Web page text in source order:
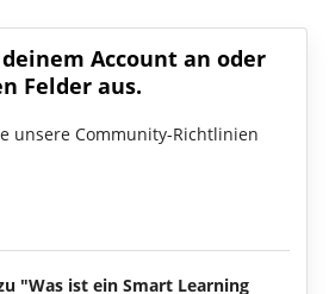
Account an oder
Felder aus.
unsere Community-Richtlinien
"Was ist ein Smart Learning